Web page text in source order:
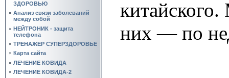
ЗДОРОВЬЮ
Анализ связи заболеваний
между собой
НЕЙТРОНИК - защита
телефона
ТРЕНАЖЕР СУПЕРЗДОРОВЬЕ
Карта сайта
ЛЕЧЕНИЕ КОВИДА
ЛЕЧЕНИЕ КОВИДА-2
них — по